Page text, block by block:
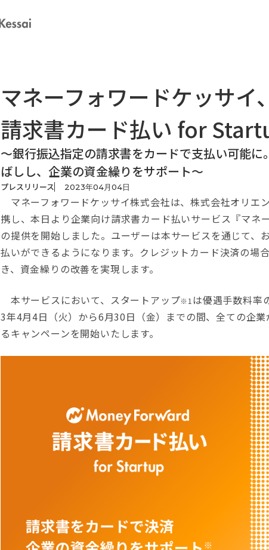
マネーフォワードケッサイ
請求書カード払い for
〜銀行振込指定の請求書をカードで支払い可能
ばしし、企業の資金繰りをサポート〜
プレスリリース 2023年04月04日
マネーフォワードケッサイ株式会社は、株式会社オリエ
携し、本日より企業向け請求書カード払いサービス『マ
の提供を開始しました。ユーザーは本サービスを通じて、
払いができるようになります。クレジットカード決済の場
き、資金繰りの改善を実現します。
本サービスにおいて、スタートアップ※1 は優遇手数料率
3年4月4日（火）から6月30日（金）までの間、全ての企
るキャンペーンを開始いたします。